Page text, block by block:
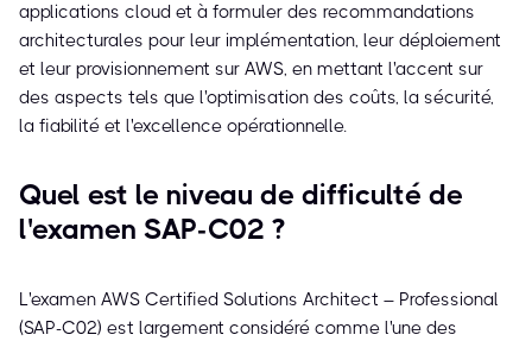
applications cloud et à formuler des recommandations
architecturales pour leur implémentation, leur déploiement
et leur provisionnement sur AWS, en mettant l'accent sur
des aspects tels que l'optimisation des coûts, la sécurité,
la fiabilité et l'excellence opérationnelle.
Quel est le niveau de difficulté de
l'examen SAP-C02 ?
L'examen AWS Certified Solutions Architect – Professional
(SAP-C02) est largement considéré comme l'une des